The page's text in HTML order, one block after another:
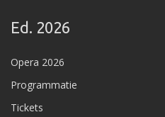
Ed. 2026
Opera 2026
Programmatie
Tickets